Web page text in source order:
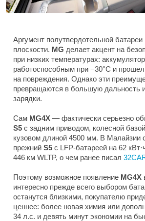
Аргумент полутвердотельной батареи
плоскости. MG делает акцент на
при низких температурах:
работоспособным при −30°C и
на повреждения. Однако эти
превращаются в большую дальность
зарядки.
Сам MG4X — фактически серьезно
S5 с задним приводом, колесной
кузовом длиной 4500 мм. В Малайзии
прежний S5 с LFP-батареей на 62
446 км WLTP, о чем ранее писал
Поэтому возможное появление MG4X
интересно прежде всего выбором
останутся близкими, покупателю
ценнее: более новая химия или
34 л.с. и девять минут экономии на